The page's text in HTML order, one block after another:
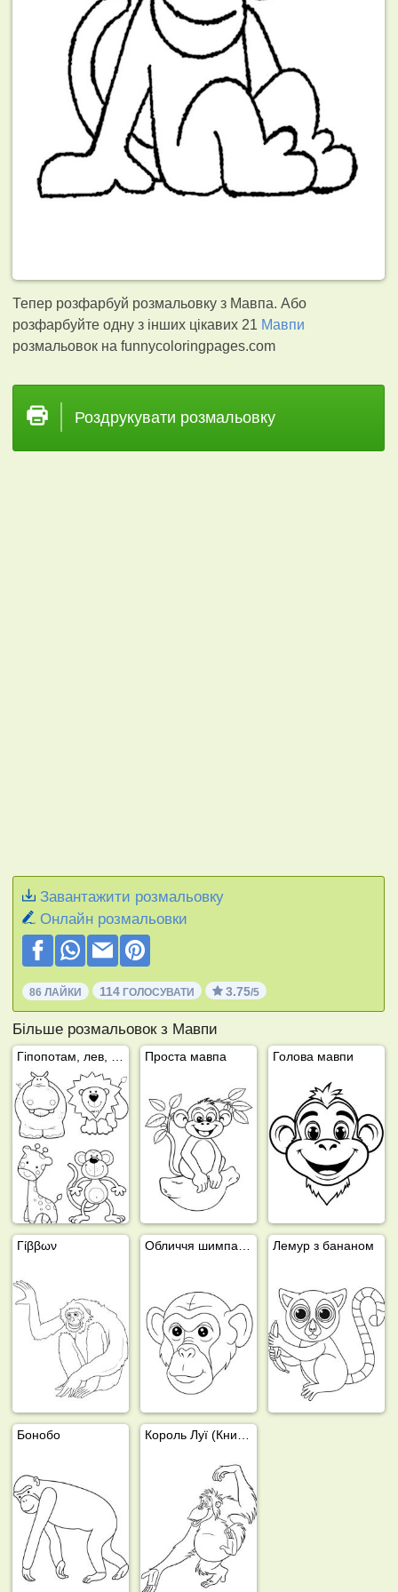
Тепер розфарбуй розмальовку з Мавпа. Або
розфарбуйте одну з інших цікавих 21 Мавпи
розмальовок на funnycoloringpages.com
Роздрукувати розмальовку
Завантажити розмальовку
Онлайн розмальовки
86 ЛАЙКИ 114 ГОЛОСУВАТИ 3.75/5
Більше розмальовок з Мавпи
Проста мавпа Голова мавпи
Γίββων Лемур з бананом
Бонобо